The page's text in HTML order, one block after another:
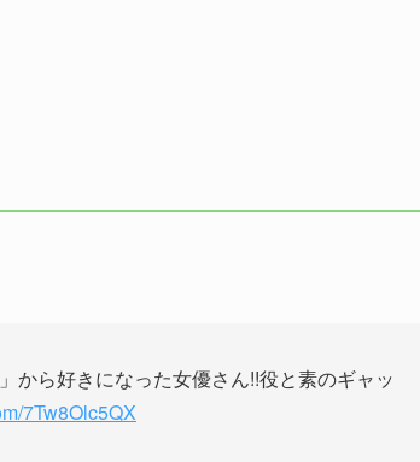
から好きになった女優さん!!役と素のギャッ
7Tw8Olc5QX